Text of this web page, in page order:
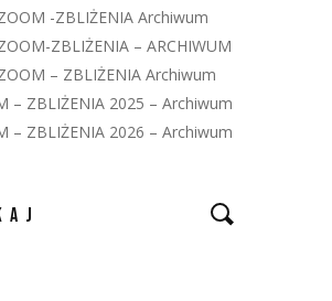
-ZBLIŻENIA Archiwum
ZBLIŻENIA – ARCHIWUM
– ZBLIŻENIA Archiwum
– ZBLIŻENIA 2025 – Archiwum
– ZBLIŻENIA 2026 – Archiwum